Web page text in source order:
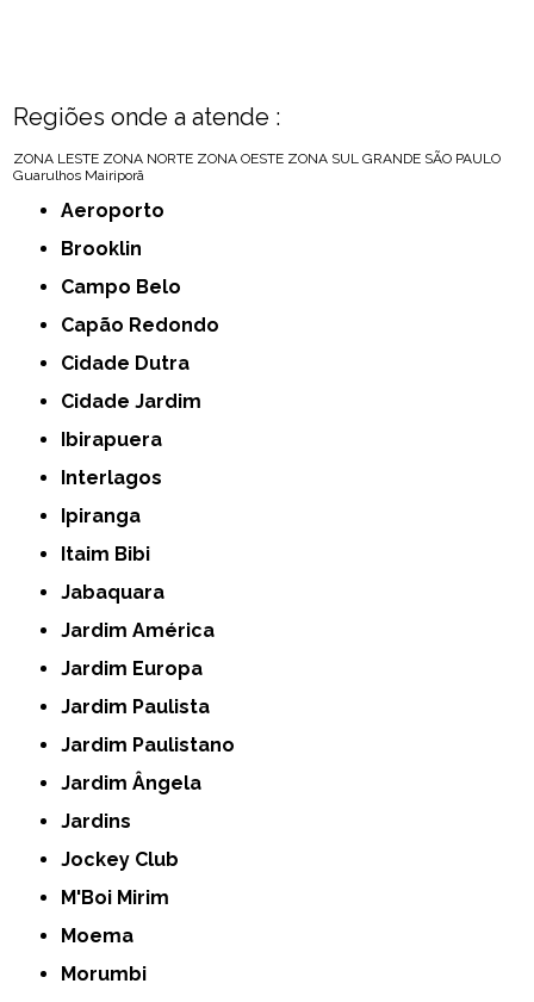
Regiões onde a atende :
ZONA LESTE ZONA NORTE ZONA OESTE ZONA SUL GRANDE SÃO PAULO
Guarulhos Mairiporã
Aeroporto
Brooklin
Campo Belo
Capão Redondo
Cidade Dutra
Cidade Jardim
Ibirapuera
Interlagos
Ipiranga
Itaim Bibi
Jabaquara
Jardim América
Jardim Europa
Jardim Paulista
Jardim Paulistano
Jardim Ângela
Jardins
Jockey Club
M'Boi Mirim
Moema
Morumbi